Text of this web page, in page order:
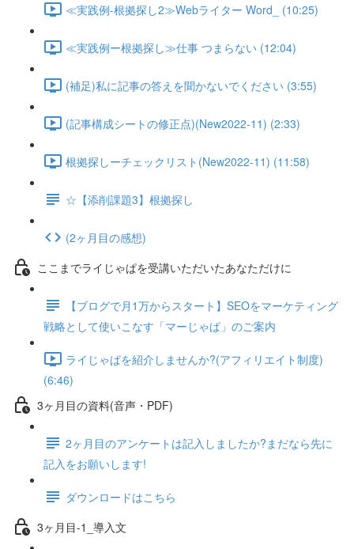
≪実践例-根拠探し2≫Webライター Word_ (10:25)
≪実践例ー根拠探し≫仕事 つまらない (12:04)
(補足)私に記事の答えを聞かないでください (3:55)
(記事構成シートの修正点)(New2022-11) (2:33)
根拠探しーチェックリスト(New2022-11) (11:58)
☆【添削課題3】根拠探し
(2ヶ月目の感想)
ここまでライじゃぱを受講いただいたあなただけに
【ブログで月1万からスタート】SEOをマーケティング
戦略として使いこなす「マーじゃぱ」のご案内
ライじゃぱを紹介しませんか?(アフィリエイト制度)
(6:46)
3ヶ月目の資料(音声・PDF)
2ヶ月目のアンケートは記入しましたか?まだなら先に
記入をお願いします!
ダウンロードはこちら
3ヶ月目-1_導入文